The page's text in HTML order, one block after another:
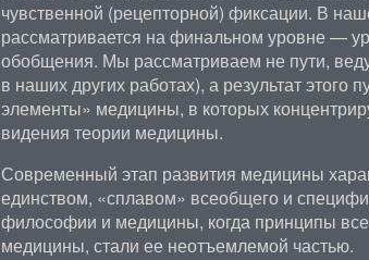
чувственной (рецепторной) фиксации. В
рассматривается на финальном уровне —
обобщения. Мы рассматриваем не пути,
в наших других работах), а результат этого
элементы» медицины, в которых
видения теории медицины.
Современный этап развития медицины
единством, «сплавом» всеобщего и
философии и медицины, когда принципы
медицины, стали ее неотъемлемой частью.